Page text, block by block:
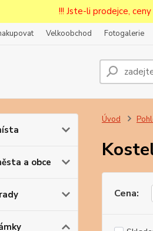
!!! Jste-li prodejce,
Velkoobchod Fotogalerie
a obce
Úvod
Cena: